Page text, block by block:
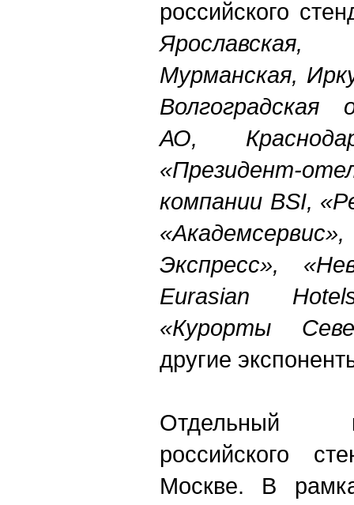
российского
Мурманская,
Волгоградская
АО,
«Президент-
компании BSI,
Экспресс»,
Eurasian
«Курорты
другие
Отдельный
российского
Москве. В